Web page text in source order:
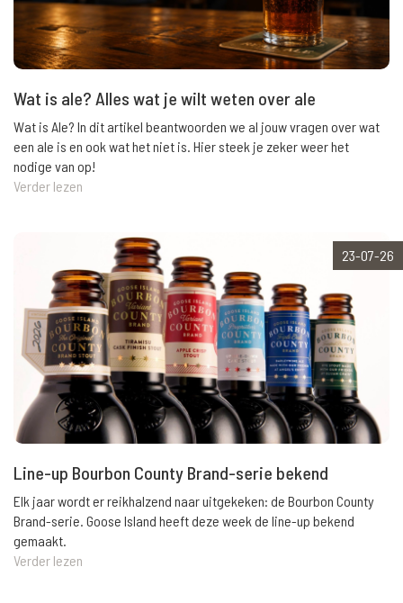
Wat is ale? Alles wat je wilt weten over ale
Wat is Ale? In dit artikel beantwoorden we al jouw vragen over wat
een ale is en ook wat het niet is. Hier steek je zeker weer het
nodige van op!
Verder lezen
23-07-26
Line-up Bourbon County Brand-serie bekend
Elk jaar wordt er reikhalzend naar uitgekeken: de Bourbon County
Brand-serie. Goose Island heeft deze week de line-up bekend
gemaakt.
Verder lezen